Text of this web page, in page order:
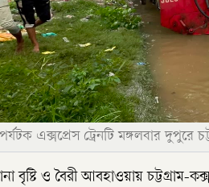
পর্যটক এক্সপ্রেস ট্রেনটি মঙ্গলবার দুপুরে
বৃষ্টি ও বৈরী আবহাওয়ায় চট্টগ্রাম-